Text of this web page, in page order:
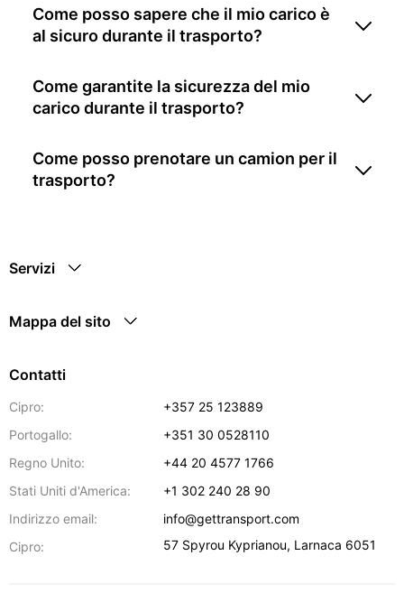
Come posso sapere che il mio carico è
al sicuro durante il trasporto?
Come garantite la sicurezza del mio
carico durante il trasporto?
Come posso prenotare un camion per il
trasporto?
Servizi
Mappa del sito
Contatti
Cipro:
+357 25 123889
Portogallo:
+351 30 0528110
Regno Unito:
+44 20 4577 1766
Stati Uniti d'America:
+1 302 240 28 90
Indirizzo email:
info@gettransport.com
Cipro:
57 Spyrou Kyprianou, Larnaca 6051